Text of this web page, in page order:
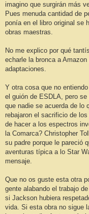
imagino que surgirán más
Pues menuda cantidad de
ponía en el libro original se
obras maestras.
No me explico por qué
echarle la bronca a
adaptaciones.
Y otra cosa que no
el guión de ESDLA, pero
que nadie se acuerda de lo
rebajaron el sacrificio de
de hacer a los espectros
la Comarca? Christopher
su padre porque le pareció
aventuras típica a lo Star
mensaje.
Que no os guste esta otra
gente alabando el trabajo
si Jackson hubiera
vida. Si esta obra no sigue